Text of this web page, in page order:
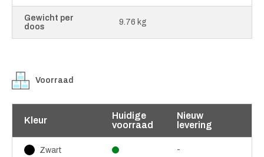
Gewicht per
doos
9.76 kg
Voorraad
Kleur
Huidige
voorraad
Nieuw
levering
Zwart -